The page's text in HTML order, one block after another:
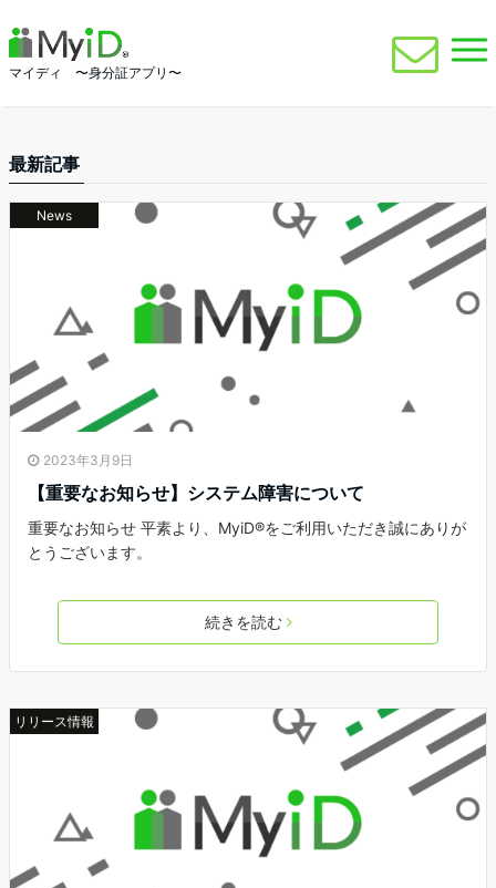
マイディ 〜身分証アプリ〜
最新記事
News
2023年3月9日
【重要なお知らせ】システム障害について
重要なお知らせ 平素より、MyiD®をご利用いただき誠にありが
とうございます。
続きを読む
リリース情報